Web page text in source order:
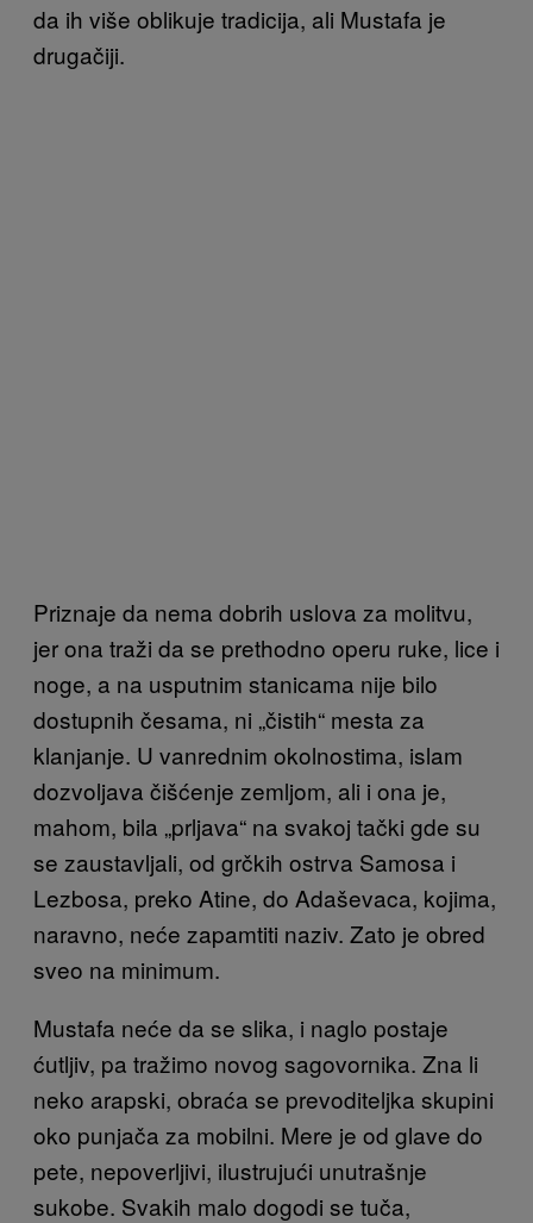
da ih više oblikuje tradicija, ali Mustafa je
drugačiji.
Priznaje da nema dobrih uslova za molitvu,
jer ona traži da se prethodno operu ruke, lice i
noge, a na usputnim stanicama nije bilo
dostupnih česama, ni „čistih“ mesta za
klanjanje. U vanrednim okolnostima, islam
dozvoljava čišćenje zemljom, ali i ona je,
mahom, bila „prljava“ na svakoj tački gde su
se zaustavljali, od grčkih ostrva Samosa i
Lezbosa, preko Atine, do Adaševaca, kojima,
naravno, neće zapamtiti naziv. Zato je obred
sveo na minimum.
Mustafa neće da se slika, i naglo postaje
ćutljiv, pa tražimo novog sagovornika. Zna li
neko arapski, obraća se prevoditeljka skupini
oko punjača za mobilni. Mere je od glave do
pete, nepoverljivi, ilustrujući unutrašnje
sukobe. Svakih malo dogodi se tuča,